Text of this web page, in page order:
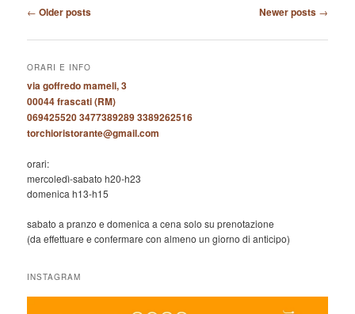
Post
← Older posts Newer posts →
ORARI E INFO
via goffredo mameli, 3
00044 frascati (RM)
069425520 3477389289 3389262516
torchioristorante@gmail.com
orari:
mercoledì-sabato h20-h23
domenica h13-h15
sabato a pranzo e domenica a cena solo su prenotazione
(da effettuare e confermare con almeno un giorno di anticipo)
INSTAGRAM